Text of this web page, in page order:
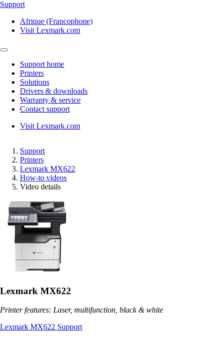
Support
Afrique (Francophone)
Visit Lexmark.com
Support home
Printers
Solutions
Drivers & downloads
Warranty & service
Contact support
Visit Lexmark.com
Support
Printers
Lexmark MX622
How-to videos
Video details
Lexmark MX622
Printer features: Laser, multifunction, black & white
Lexmark MX622 Support